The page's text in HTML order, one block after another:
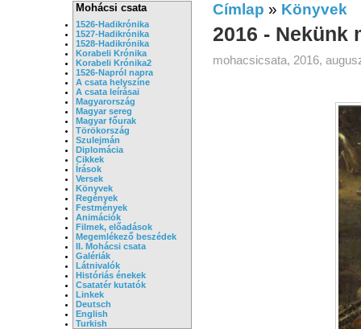
Mohácsi csata
1526-Hadikrónika
1527-Hadikrónika
1528-Hadikrónika
Korabeli Krónika
Korabeli Krónika2
1526-Napról napra
A csata helyszíne
A csata leírásai
Magyarország
Magyar sereg
Magyar főurak
Törökország
Szulejmán
Diplomácia
Cikkek
Írások
Versek
Könyvek
Regények
Festmények
Animációk
Filmek, előadások
Megemlékező beszédek
II. Mohácsi csata
Galériák
Látnivalók
Históriás énekek
Csatatér kutatók
Linkek
Deutsch
English
Turkish
Címlap » Könyvek
2016 - Nekünk
mohacsicsata, 2016,